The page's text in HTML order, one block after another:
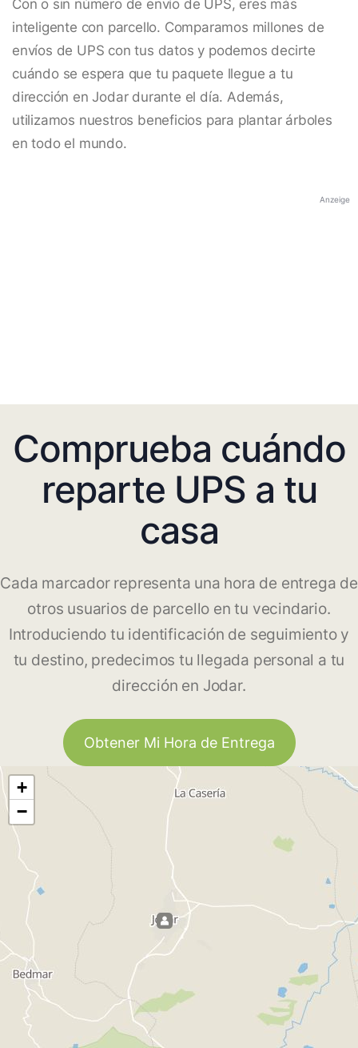
Con o sin número de envío de UPS, eres más
inteligente con parcello. Comparamos millones de
envíos de UPS con tus datos y podemos decirte
cuándo se espera que tu paquete llegue a tu
dirección en Jodar durante el día. Además,
utilizamos nuestros beneficios para plantar árboles
en todo el mundo.
Anzeige
Comprueba cuándo
reparte UPS a tu
casa
Cada marcador representa una hora de entrega de
otros usuarios de parcello en tu vecindario.
Introduciendo tu identificación de seguimiento y
tu destino, predecimos tu llegada personal a tu
dirección en Jodar.
Obtener Mi Hora de Entrega
+
−